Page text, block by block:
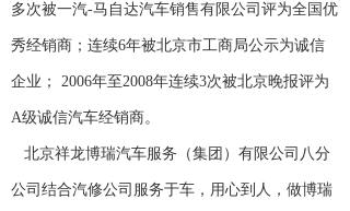
多次被一汽-马自达汽车销售有限公司评为全国优
秀经销商；连续6年被北京市工商局公示为诚信
企业； 2006年至2008年连续3次被北京晚报评为
A级诚信汽车经销商。
北京祥龙博瑞汽车服务（集团）有限公司八分
公司结合汽修公司服务于车，用心到人，做博瑞